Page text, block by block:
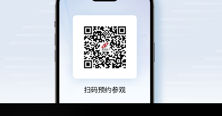
扫码预约参观